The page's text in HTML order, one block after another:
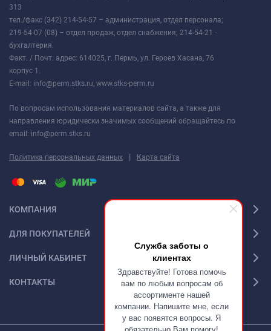
Служба заботы о
клиентах
Здравствуйте! Готова помочь
вам по любым вопросам об
ассортименте нашей
компании. Напишите мне, если
у вас появятся вопросы. Я
313
тел./факс (342) 214-54-57 – администрация, отдел персонала;
219-54-07 (08) – отдел продаж, отдел снабжения; 214-54-21 -
бухгалтерия.
Факт. / Почт. адрес: 614025, г. Пермь, ул. Героев Хасана, 76
корпус 1.
E-mail: info@perm.stks.ru, www.stks-perm.ru
По вопросам использования материалов сайта, а также для
направления юридически значимых сообщений обращайтесь по
email: info@perm.stks.ru
Политика персональных данных | Карта сайта
КОМПАНИЯ
ДЛЯ ПОКУПАТЕЛЕЙ
ЛИЧНЫЙ КАБИНЕТ
КОНТАКТЫ